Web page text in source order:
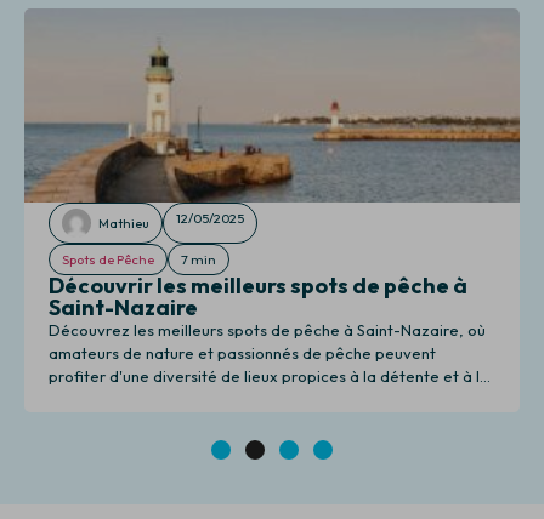
Mathieu 12/05/2025
Spots de Pêche 7 min
Découvrir les meilleurs spots de pêche à
Saint-Nazaire
Découvrez les meilleurs spots de pêche à Saint-Nazaire, où
amateurs de nature et passionnés de pêche peuvent
profiter d'une diversité de lieux propices à la détente et à la
3 4